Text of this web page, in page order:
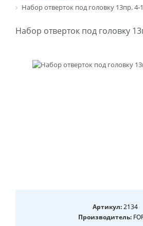
Набор отверток под головку 13пр. 4-
Набор отверток под головку
Артикул: 2134
Производитель: